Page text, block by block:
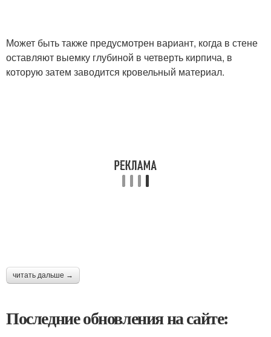
Может быть также предусмотрен вариант, когда в стене
оставляют выемку глубиной в четверть кирпича, в
которую затем заводится кровельный материал.
читать дальше →
Последние обновления на сайте: